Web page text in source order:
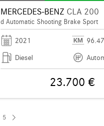
MERCEDES-BENZ CLA 200
d Automatic Shooting Brake Sport
2021
Diesel
23.700 €
5